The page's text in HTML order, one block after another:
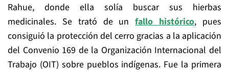
Rahue, donde ella solía buscar sus hierbas
medicinales. Se trató de unfallo histórico, pues
consiguió la protección del cerro gracias a la aplicación
del Convenio 169 de la Organización Internacional del
Trabajo (OIT) sobre pueblos indígenas. Fue la primera